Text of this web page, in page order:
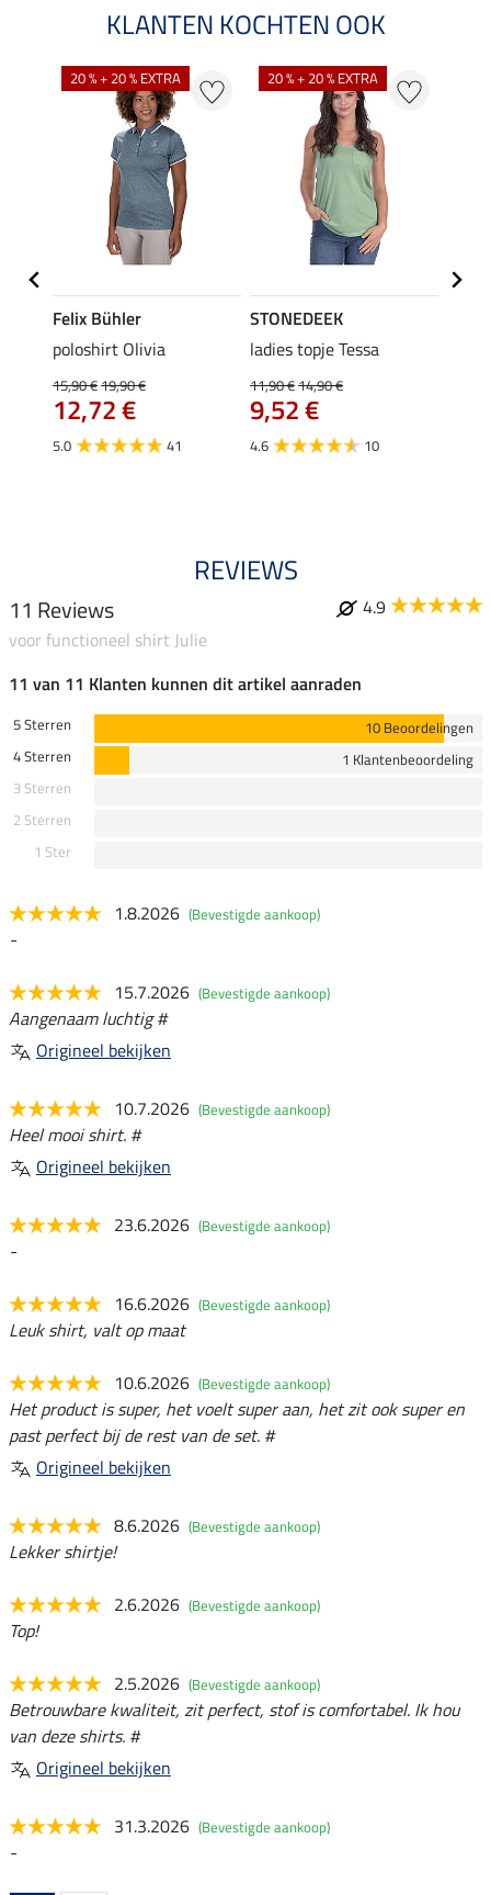
KLANTEN KOCHTEN OOK
20 % + 20 % EXTRA
Felix Bühler
poloshirt Olivia
15,90 €19,90 €
12,72 €
5.0 41
20 % + 20 % EXTRA
STONEDEEK
ladies topje Tessa
11,90 €14,90 €
9,52 €
4.6 10
REVIEWS
11 Reviews
4.9
voor functioneel shirt Julie
11 van 11 Klanten kunnen dit artikel aanraden
5 Sterren
10 Beoordelingen
4 Sterren
1 Klantenbeoordeling
3 Sterren
2 Sterren
1 Ster
1.8.2026 (Bevestigde aankoop)
-
15.7.2026 (Bevestigde aankoop)
Aangenaam luchtig #
Origineel bekijken
10.7.2026 (Bevestigde aankoop)
Heel mooi shirt. #
Origineel bekijken
23.6.2026 (Bevestigde aankoop)
-
16.6.2026 (Bevestigde aankoop)
Leuk shirt, valt op maat
10.6.2026 (Bevestigde aankoop)
Het product is super, het voelt super aan, het zit ook super en
past perfect bij de rest van de set. #
Origineel bekijken
8.6.2026 (Bevestigde aankoop)
Lekker shirtje!
2.6.2026 (Bevestigde aankoop)
Top!
2.5.2026 (Bevestigde aankoop)
Betrouwbare kwaliteit, zit perfect, stof is comfortabel. Ik hou
van deze shirts. #
Origineel bekijken
31.3.2026 (Bevestigde aankoop)
-